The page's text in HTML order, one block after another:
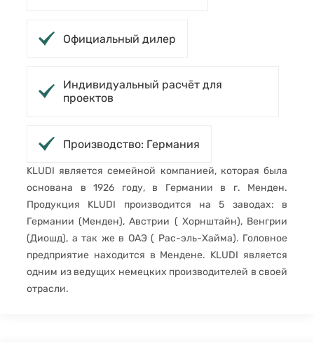
Официальный дилер
Индивидуальный расчёт для
проектов
Производство: Германия
KLUDI является семейной компанией, которая была
основана в 1926 году, в Германии в г. Менден.
Продукция KLUDI производится на 5 заводах: в
Германии (Менден), Австрии ( Хорнштайн), Венгрии
(Диошд), а так же в ОАЭ ( Рас-эль-Хайма). Головное
предприятие находится в Мендене. KLUDI является
одним из ведущих немецких производителей в своей
отрасли.